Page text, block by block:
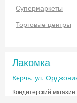
Супермаркеты
Торговые центры
Лакомка
Керчь, ул.
Кондитерский магазин